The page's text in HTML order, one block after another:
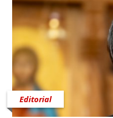
Editorial